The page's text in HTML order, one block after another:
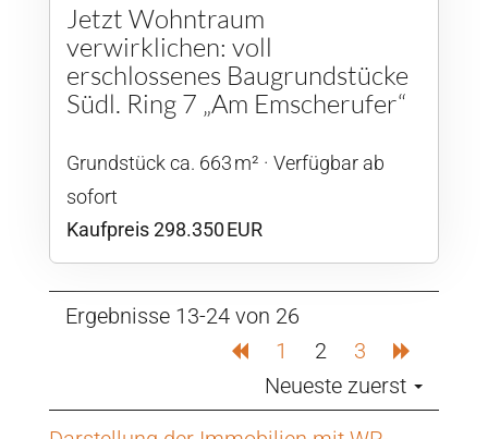
Jetzt Wohntraum
verwirklichen: voll
erschlossenes Baugrundstücke
Südl. Ring 7 „Am Emscherufer“
Grund­stück ca. 663 m²
Verfügbar ab
sofort
Kaufpreis 298.350 EUR
Ergebnisse 13-24 von 26
1
2
3
Neueste zuerst